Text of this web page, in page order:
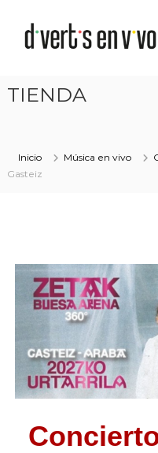
TIENDA
Inicio Música en vivo
Gasteiz